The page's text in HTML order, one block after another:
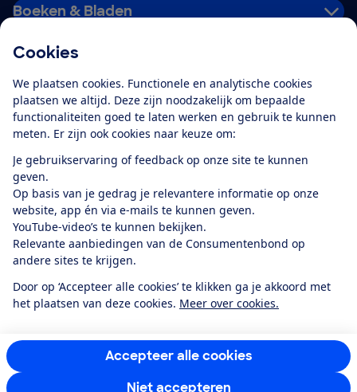
Cookies
We plaatsen cookies. Functionele en analytische cookies
plaatsen we altijd. Deze zijn noodzakelijk om bepaalde
functionaliteiten goed te laten werken en gebruik te kunnen
meten. Er zijn ook cookies naar keuze om:
Je gebruikservaring of feedback op onze site te kunnen
geven.
Op basis van je gedrag je relevantere informatie op onze
website, app én via e-mails te kunnen geven.
YouTube-video’s te kunnen bekijken.
Relevante aanbiedingen van de Consumentenbond op
andere sites te krijgen.
Door op ‘Accepteer alle cookies’ te klikken ga je akkoord met
het plaatsen van deze cookies. Meer over cookies.
Accepteer alle cookies
Niet accepteren
Boeken & Bladen
Alles over de
app
Algemene Voorwaarden
Privacyverklaring
Cookiebeleid
Privacyvoorkeuren
Toegankelijkheid
RSS-feed nieuws
Facebook
TwitterInstagram
YoutubeLinkedIn
12.901consumentenbeoordelen de Consumentenbondmet gemiddeld